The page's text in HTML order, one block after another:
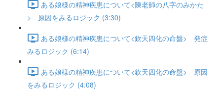
ある娘様の精神疾患について<陳老師の八字のみかた
> 原因をみるロジック (3:30)
ある娘様の精神疾患について<欽天四化の命盤> 発症
みるロジック (6:14)
ある娘様の精神疾患について<欽天四化の命盤> 原因
をみるロジック (4:08)